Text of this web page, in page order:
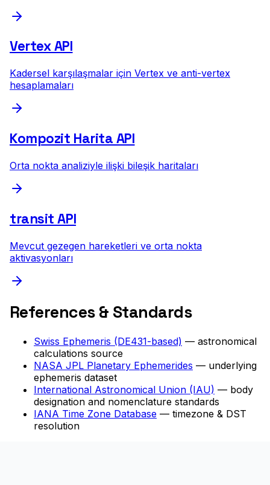
Vertex API
Kadersel karşılaşmalar için Vertex ve anti-vertex
hesaplamaları
Kompozit Harita API
Orta nokta analiziyle ilişki bileşik haritaları
transit API
Mevcut gezegen hareketleri ve orta nokta
aktivasyonları
References & Standards
Swiss Ephemeris (DE431-based) — astronomical
calculations source
NASA JPL Planetary Ephemerides — underlying
ephemeris dataset
International Astronomical Union (IAU) — body
designation and nomenclature standards
IANA Time Zone Database — timezone & DST
resolution